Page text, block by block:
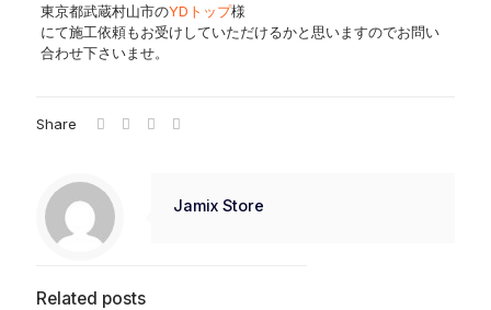
東京都武蔵村山市のYDトップ様
にて施工依頼もお受けしていただけるかと思いますのでお問い
合わせ下さいませ。
Share
Jamix Store
Related posts